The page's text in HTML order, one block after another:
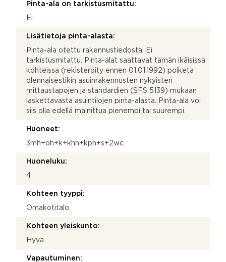
Pinta-ala on tarkistusmitattu:
Ei
Lisätietoja pinta-alasta:
Pinta-ala otettu rakennustiedosta. Ei
tarkistusmitattu. Pinta-alat saattavat tämän ikäisissä
kohteissa (rekisteröity ennen 01.01.1992) poiketa
olennaisestikin asuinrakennusten nykyisten
mittaustapojen ja standardien (SFS 5139) mukaan
laskettavasta asuintilojen pinta-alasta. Pinta-ala voi
siis olla edellä mainittua pienempi tai suurempi.
Huoneet:
3mh+oh+k+khh+kph+s+2wc
Huoneluku:
4
Kohteen tyyppi:
Omakotitalo
Kohteen yleiskunto:
Hyvä
Vapautuminen: